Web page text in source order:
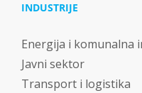
INDUSTRIJE
Energija i komunalna
Javni sektor
Transport i logistika